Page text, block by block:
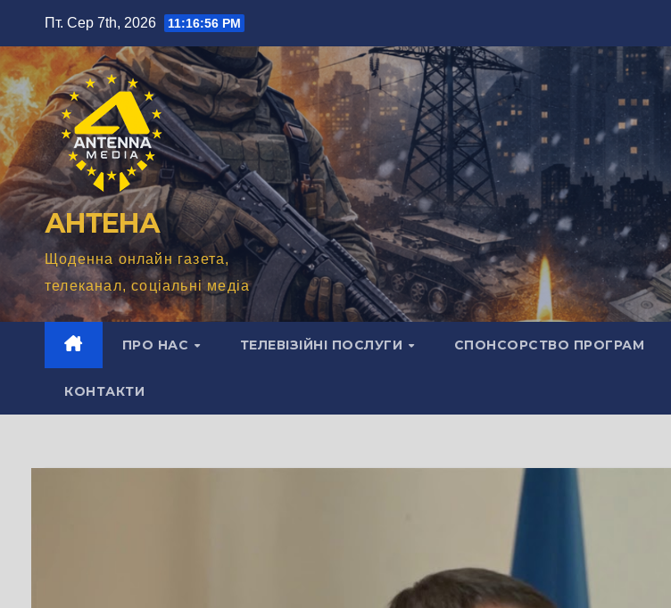
вмісту
Пт. Сер 7th, 2026 11:16:58 PM
АНТЕНА
Щоденна онлайн газета,
телеканал, соціальні медіа
ПРО НАС ТЕЛЕВІЗІЙНІ ПОСЛУГИ СПОНСОРСТВО ПРОГРАМ
КОНТАКТИ
Компроміс знайдено: